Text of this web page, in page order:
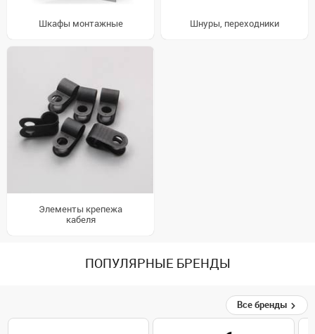
Шкафы монтажные Шнуры, переходники
Элементы крепежа
кабеля
ПОПУЛЯРНЫЕ БРЕНДЫ
Все бренды